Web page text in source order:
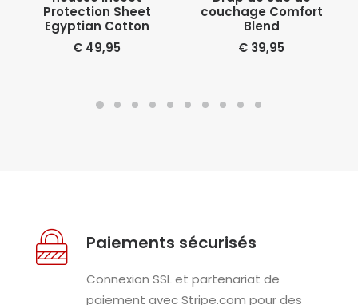
Protection Sheet
Egyptian Cotton
€ 49,95
couchage Comfort
Blend
€ 39,95
Paiements sécurisés
Connexion SSL et partenariat de
paiement avec Stripe.com pour des